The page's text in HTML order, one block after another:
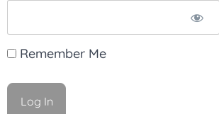
Remember Me